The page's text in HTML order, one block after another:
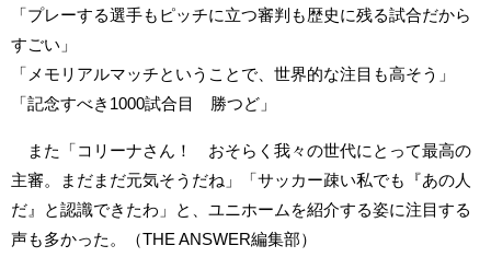
「プレーする選手もピッチに立つ審判も歴史に残る試合だから
すごい」
「メモリアルマッチということで、世界的な注目も高そう」
「記念すべき1000試合目 勝つど」
また「コリーナさん！ おそらく我々の世代にとって最高の
主審。まだまだ元気そうだね」「サッカー疎い私でも『あの人
だ』と認識できたわ」と、ユニホームを紹介する姿に注目する
声も多かった。（THE ANSWER編集部）